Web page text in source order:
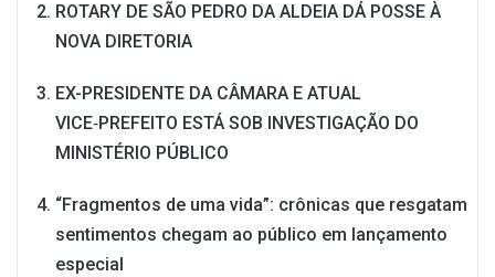
ROTARY DE SÃO PEDRO DA ALDEIA DÁ POSSE À
NOVA DIRETORIA
EX-PRESIDENTE DA CÂMARA E ATUAL
VICE‑PREFEITO ESTÁ SOB INVESTIGAÇÃO DO
MINISTÉRIO PÚBLICO
“Fragmentos de uma vida”: crônicas que resgatam
sentimentos chegam ao público em lançamento
especial